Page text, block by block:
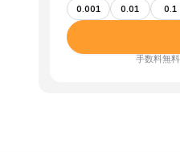
0.001 0.01 0.1
手数料無